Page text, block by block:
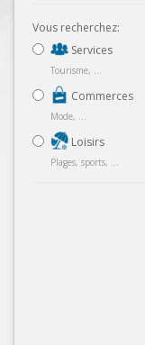
Vous recherchez:
Services
Tourisme, ...
Commerces
Mode, ...
Loisirs
Plages, sports, ...